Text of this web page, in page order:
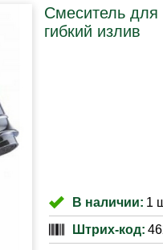
Смеситель для
гибкий излив
В наличии: 1
Штрих-код: